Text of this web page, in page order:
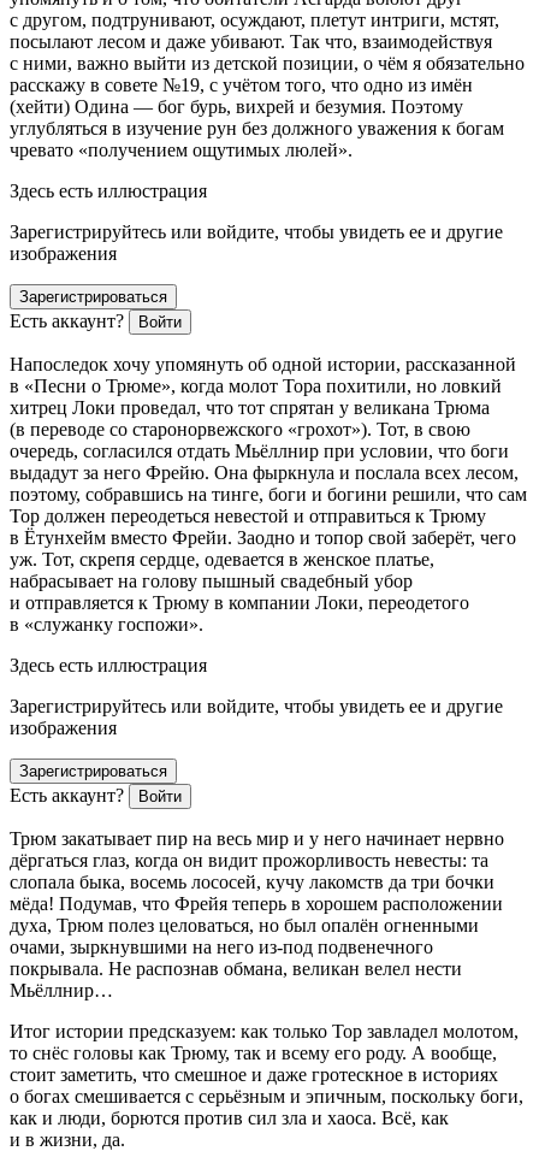
с другом, подтрунивают, осуждают, плетут интриги, мстят,
посылают лесом и даже убивают. Так что, взаимодействуя
с ними, важно выйти из детской позиции, о чём я обязательно
расскажу в совете №19, с учётом того, что одно из имён
(хейти) Одина — бог бурь, вихрей и безумия. Поэтому
углубляться в изучение рун без должного уважения к богам
чревато «получением ощутимых люлей».
Здесь есть иллюстрация
Зарегистрируйтесь или войдите, чтобы увидеть ее и другие
изображения
Зарегистрироваться
Есть аккаунт? Войти
Напоследок хочу упомянуть об одной истории, рассказанной
в «Песни о Трюме», когда молот Тора похитили, но ловкий
хитрец Локи проведал, что тот спрятан у великана Трюма
(в переводе со старонорвежского «грохот»). Тот, в свою
очередь, согласился отдать Мьёллнир при условии, что боги
выдадут за него Фрейю. Она фыркнула и послала всех лесом,
поэтому, собравшись на тинге, боги и богини решили, что сам
Тор должен переодеться невестой и отправиться к Трюму
в Ётунхейм вместо Фрейи. Заодно и топор свой заберёт, чего
уж. Тот, скрепя сердце, одевается в женское платье,
набрасывает на голову пышный свадебный убор
и отправляется к Трюму в компании Локи, переодетого
в «служанку госпожи».
Здесь есть иллюстрация
Зарегистрируйтесь или войдите, чтобы увидеть ее и другие
изображения
Зарегистрироваться
Есть аккаунт? Войти
Трюм закатывает пир на весь мир и у него начинает нервно
дёргаться глаз, когда он видит прожорливость невесты: та
слопала быка, восемь лососей, кучу лакомств да три бочки
мёда! Подумав, что Фрейя теперь в хорошем расположении
духа, Трюм полез целоваться, но был опалён огненными
очами, зыркнувшими на него из-под подвенечного
покрывала. Не распознав обмана, великан велел нести
Мьёллнир…
Итог истории предсказуем: как только Тор завладел молотом,
то снёс головы как Трюму, так и всему его роду. А вообще,
стоит заметить, что смешное и даже гротескное в историях
о богах смешивается с серьёзным и эпичным, поскольку боги,
как и люди, борются против сил зла и хаоса. Всё, как
и в жизни, да.